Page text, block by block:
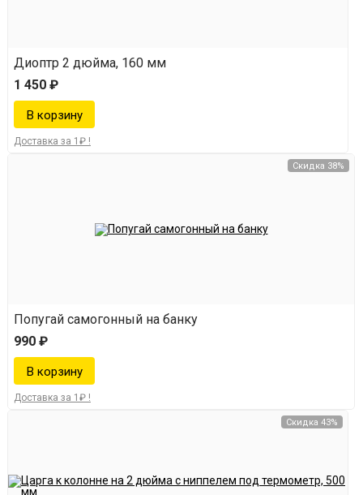
Диоптр 2 дюйма, 160 мм
1 450 ₽
Доставка за 1₽ !
Скидка 38%
Попугай самогонный на банку
990 ₽
Доставка за 1₽ !
Скидка 43%